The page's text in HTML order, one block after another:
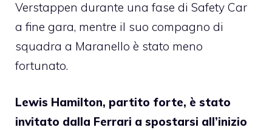
Verstappen durante una fase di Safety Car
a fine gara, mentre il suo compagno di
squadra a Maranello è stato meno
fortunato.
Lewis Hamilton, partito forte, è stato
invitato dalla Ferrari a spostarsi all’inizio